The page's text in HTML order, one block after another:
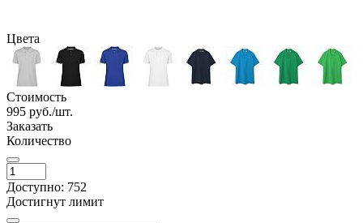
Цвета
Стоимость
995 руб./шт.
Заказать
Количество
Доступно: 752
Достигнут лимит